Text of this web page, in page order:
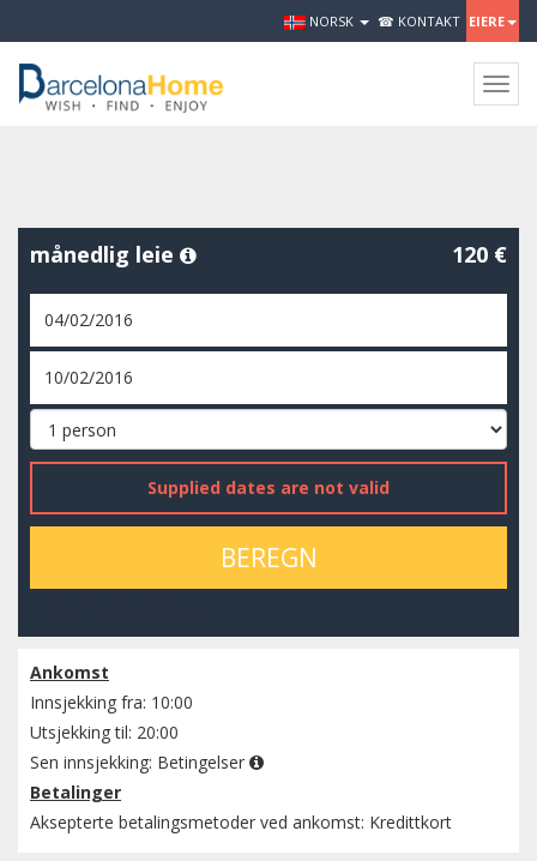
NORSK ☎ KONTAKT EIERE
månedlig leie 120 €
Supplied dates are not valid
BEREGN
Ankomst
Innsjekking fra: 10:00
Utsjekking til: 20:00
Sen innsjekking: Betingelser
Betalinger
Aksepterte betalingsmetoder ved ankomst: Kredittkort